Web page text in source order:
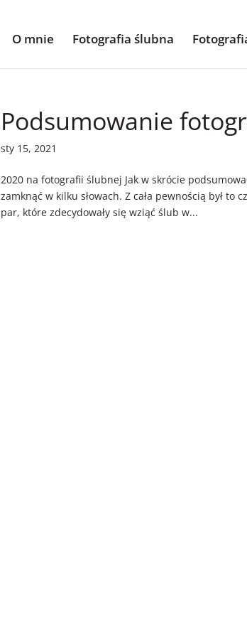
O mnie Fotografia ślubna
Podsumowanie
sty 15, 2021
2020 na fotografii ślubnej Jak w skrócie
zamknąć w kilku słowach. Z cała pewnością był
par, które zdecydowały się wziąć ślub w...